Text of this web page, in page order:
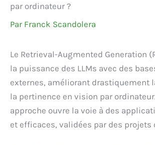
par ordinateur ?
Par Franck Scandolera
Le Retrieval-Augmented Generation
la puissance des LLMs avec des
externes, améliorant drastiquement
la pertinence en vision par
approche ouvre la voie à des
et efficaces, validées par des projets